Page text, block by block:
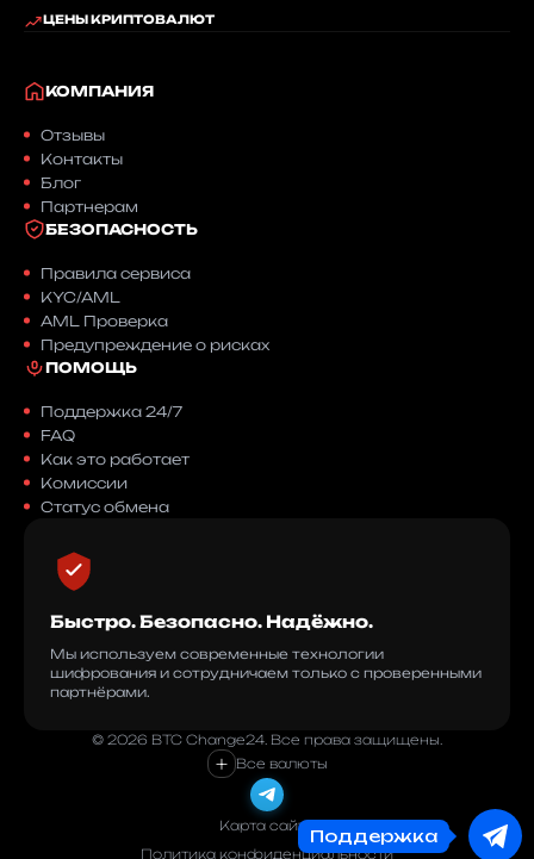
ЦЕНЫ КРИПТОВАЛЮТ
КОМПАНИЯ
Отзывы
Контакты
Блог
Партнерам
БЕЗОПАСНОСТЬ
Правила сервиса
KYC/AML
AML Проверка
Предупреждение о рисках
ПОМОЩЬ
Поддержка 24/7
FAQ
Как это работает
Комиссии
Статус обмена
Быстро. Безопасно. Надёжно.
Мы используем современные технологии
шифрования и сотрудничаем только с проверенными
партнёрами.
© 2026 BTC Change24. Все права защищены.
+ Все валюты
Карта сайта
Политика конфиденциальности
Поддержка